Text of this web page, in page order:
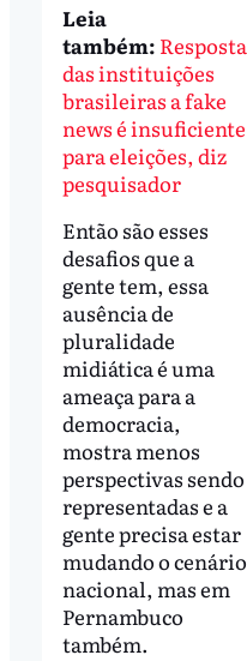
Leia
também: Resposta
das instituições
brasileiras a fake
news é insuficiente
para eleições, diz
pesquisador
Então são esses
desafios que a
gente tem, essa
ausência de
pluralidade
midiática é uma
ameaça para a
democracia,
mostra menos
perspectivas sendo
representadas e a
gente precisa estar
mudando o cenário
nacional, mas em
Pernambuco
também.